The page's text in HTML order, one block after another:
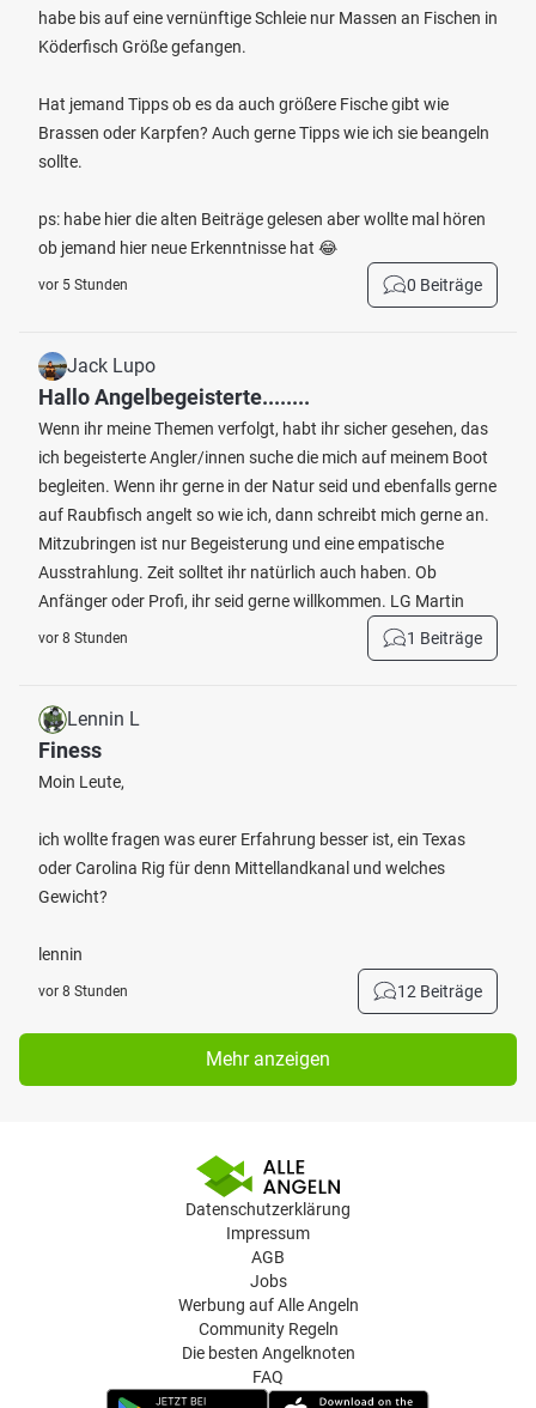
habe bis auf eine vernünftige Schleie nur Massen an Fischen in
Köderfisch Größe gefangen.
Hat jemand Tipps ob es da auch größere Fische gibt wie
Brassen oder Karpfen? Auch gerne Tipps wie ich sie beangeln
sollte.
ps: habe hier die alten Beiträge gelesen aber wollte mal hören
ob jemand hier neue Erkenntnisse hat 😂
vor 5 Stunden 0 Beiträge
Jack Lupo
Hallo Angelbegeisterte........
Wenn ihr meine Themen verfolgt, habt ihr sicher gesehen, das
ich begeisterte Angler/innen suche die mich auf meinem Boot
begleiten. Wenn ihr gerne in der Natur seid und ebenfalls gerne
auf Raubfisch angelt so wie ich, dann schreibt mich gerne an.
Mitzubringen ist nur Begeisterung und eine empatische
Ausstrahlung. Zeit solltet ihr natürlich auch haben. Ob
Anfänger oder Profi, ihr seid gerne willkommen. LG Martin
vor 8 Stunden 1 Beiträge
Lennin L
Finess
Moin Leute,
ich wollte fragen was eurer Erfahrung besser ist, ein Texas
oder Carolina Rig für denn Mittellandkanal und welches
Gewicht?
lennin
vor 8 Stunden 12 Beiträge
Mehr anzeigen
Datenschutzerklärung
Impressum
AGB
Jobs
Werbung auf Alle Angeln
Community Regeln
Die besten Angelknoten
FAQ